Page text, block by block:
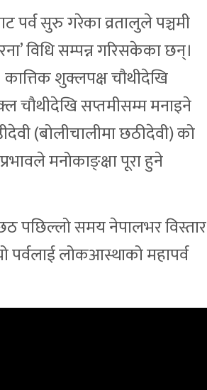
पर्व सुरु गरेका व्रतालुले पञ्चमी
विधि सम्पन्न गरिसकेका छन्।
कात्तिक शुक्लपक्ष चौथीदेखि
चौथीदेखि सप्तमीसम्म मनाइने
(बोलीचालीमा छठीदेवी) को
मनोकाङ्क्षा पूरा हुने
पछिल्लो समय नेपालभर विस्तार
लोकआस्थाको महापर्व